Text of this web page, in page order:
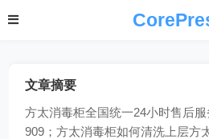
文章摘要
方太消毒柜全国统一24小时售后
909；方太消毒柜如何清洗上层方